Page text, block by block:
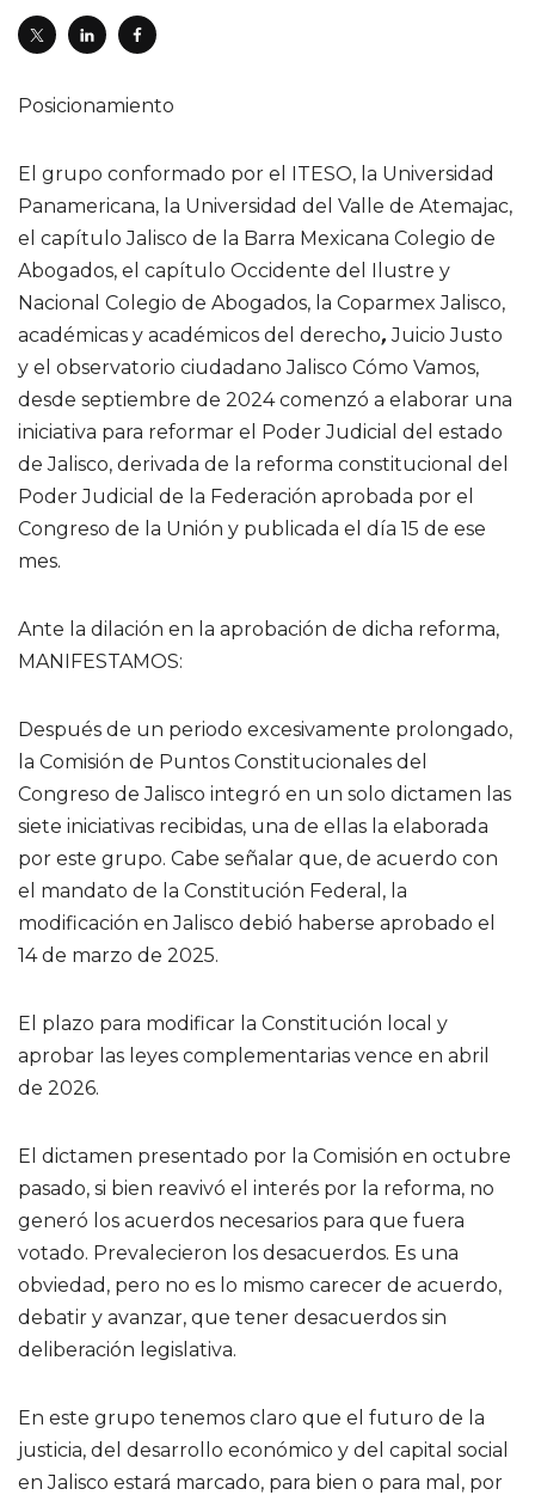
Posicionamiento
El grupo conformado por el ITESO, la Universidad
Panamericana, la Universidad del Valle de Atemajac,
el capítulo Jalisco de la Barra Mexicana Colegio de
Abogados, el capítulo Occidente del Ilustre y
Nacional Colegio de Abogados, la Coparmex Jalisco,
académicas y académicos del derecho,Juicio Justo
y el observatorio ciudadano Jalisco Cómo Vamos,
desde septiembre de 2024 comenzó a elaborar una
iniciativa para reformar el Poder Judicial del estado
de Jalisco, derivada de la reforma constitucional del
Poder Judicial de la Federación aprobada por el
Congreso de la Unión y publicada el día 15 de ese
mes.
Ante la dilación en la aprobación de dicha reforma,
MANIFESTAMOS:
Después de un periodo excesivamente prolongado,
la Comisión de Puntos Constitucionales del
Congreso de Jalisco integró en un solo dictamen las
siete iniciativas recibidas, una de ellas la elaborada
por este grupo. Cabe señalar que, de acuerdo con
el mandato de la Constitución Federal, la
modificación en Jalisco debió haberse aprobado el
14 de marzo de 2025.
El plazo para modificar la Constitución local y
aprobar las leyes complementarias vence en abril
de 2026.
El dictamen presentado por la Comisión en octubre
pasado, si bien reavivó el interés por la reforma, no
generó los acuerdos necesarios para que fuera
votado. Prevalecieron los desacuerdos. Es una
obviedad, pero no es lo mismo carecer de acuerdo,
debatir y avanzar, que tener desacuerdos sin
deliberación legislativa.
En este grupo tenemos claro que el futuro de la
justicia, del desarrollo económico y del capital social
en Jalisco estará marcado, para bien o para mal, por